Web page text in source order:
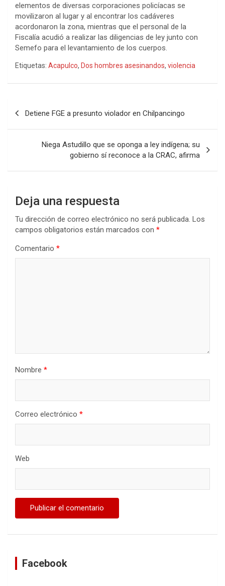
elementos de diversas corporaciones policíacas se
movilizaron al lugar y al encontrar los cadáveres
acordonaron la zona, mientras que el personal de la
Fiscalía acudió a realizar las diligencias de ley junto con
Semefo para el levantamiento de los cuerpos.
Etiquetas: Acapulco, Dos hombres asesinandos, violencia
Detiene FGE a presunto violador en Chilpancingo
Niega Astudillo que se oponga a ley indígena; su
gobierno sí reconoce a la CRAC, afirma
Deja una respuesta
Tu dirección de correo electrónico no será publicada. Los
campos obligatorios están marcados con *
Comentario *
Nombre *
Correo electrónico *
Web
Facebook